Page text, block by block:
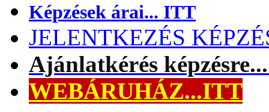
Képzések árai... ITT
JELENTKEZÉS
Ajánlatkérés
WEBÁRUHÁZ...ITT